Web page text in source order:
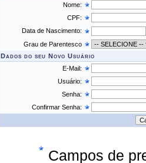
Nome:
CPF:
Data de Nascimento:
Grau de Parentesco
Dados do seu Novo Usuário
E-Mail:
Usuário:
Senha:
Confirmar Senha:
Campos de